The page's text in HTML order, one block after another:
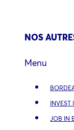
NOS
Menu
INVEST
JOB IN